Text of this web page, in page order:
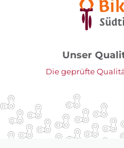
Unser
Die geprüfte